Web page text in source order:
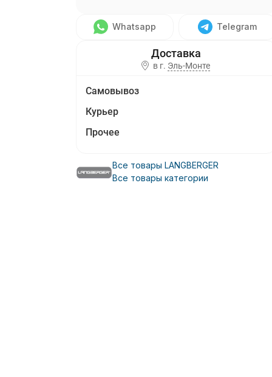
Whatsapp Telegram
в г. Эль-Монте
Самовывоз
Курьер
Прочее
Все товары LANGBERGER
Все товары категории